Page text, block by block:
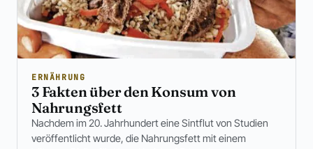
ERNÄHRUNG
3 Fakten über den Konsum von
Nahrungsfett
Nachdem im 20. Jahrhundert eine Sintflut von Studien
veröffentlicht wurde, die Nahrungsfett mit einem